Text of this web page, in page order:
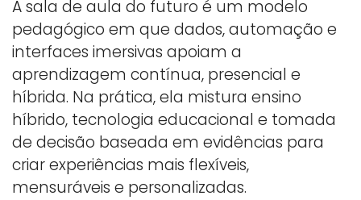
A sala de aula do futuro é um modelo
pedagógico em que dados, automação e
interfaces imersivas apoiam a
aprendizagem contínua, presencial e
híbrida. Na prática, ela mistura ensino
híbrido, tecnologia educacional e tomada
de decisão baseada em evidências para
criar experiências mais flexíveis,
mensuráveis e personalizadas.